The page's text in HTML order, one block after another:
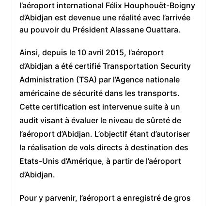
l’aéroport international Félix Houphouët-Boigny
d’Abidjan est devenue une réalité avec l’arrivée
au pouvoir du Président Alassane Ouattara.
Ainsi, depuis le 10 avril 2015, l’aéroport
d’Abidjan a été certifié Transportation Security
Administration (TSA) par l’Agence nationale
américaine de sécurité dans les transports.
Cette certification est intervenue suite à un
audit visant à évaluer le niveau de sûreté de
l’aéroport d’Abidjan. L’objectif étant d’autoriser
la réalisation de vols directs à destination des
Etats-Unis d’Amérique, à partir de l’aéroport
d’Abidjan.
Pour y parvenir, l’aéroport a enregistré de gros